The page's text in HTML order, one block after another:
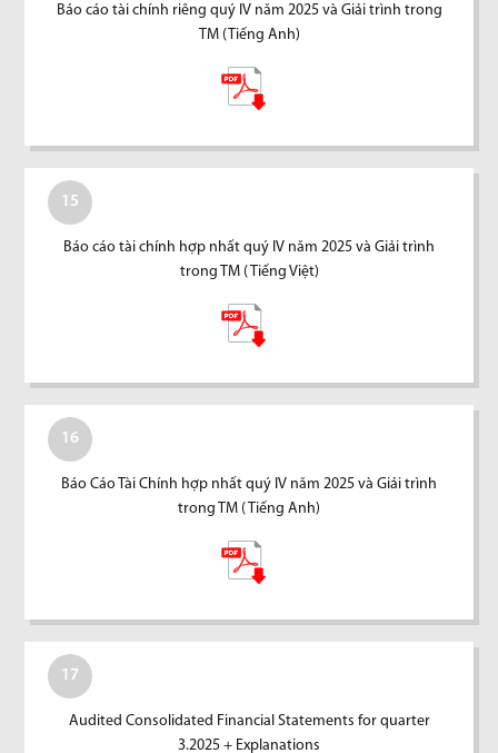
Báo cáo tài chính riêng quý IV năm 2025 và Giải trình trong
TM (Tiếng Anh)
15
Báo cáo tài chính hợp nhất quý IV năm 2025 và Giải trình
trong TM ( Tiếng Việt)
16
Báo Cáo Tài Chính hợp nhất quý IV năm 2025 và Giải trình
trong TM ( Tiếng Anh)
17
Audited Consolidated Financial Statements for quarter
3.2025 + Explanations